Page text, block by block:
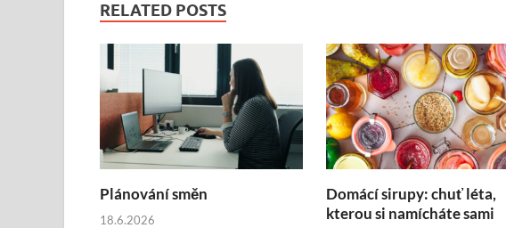
RELATED POSTS
Plánování směn
18.6.2026
Domácí sirupy: chuť léta,
kterou si namícháte sami